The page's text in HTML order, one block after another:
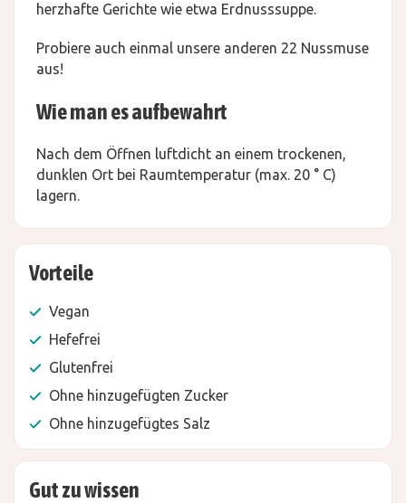
herzhafte Gerichte wie etwa Erdnusssuppe.
Probiere auch einmal unsere anderen 22 Nussmuse
aus!
Wie man es aufbewahrt
Nach dem Öffnen luftdicht an einem trockenen,
dunklen Ort bei Raumtemperatur (max. 20 ° C)
lagern.
Vorteile
Vegan
Hefefrei
Glutenfrei
Ohne hinzugefügten Zucker
Ohne hinzugefügtes Salz
Gut zu wissen